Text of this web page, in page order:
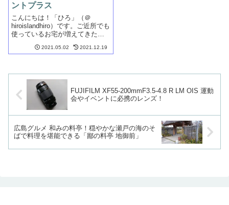
ントプラス
こんにちは！「ひろ」（＠
hiroislandhiro）です。ご近所でも
使っているお宅が増えてきた高
宅玄関のアプローチや庭に敷い
ってみても全くきれいになりま
2021.05.02 2021.12.19
FUJIFILM XF55-200mmF3.5-4.8 R LM OIS 運動
会やイベントに必携のレンズ！
広島グルメ 和みの料亭！穏やかな瀬戸の海のそ
ばで料理を堪能できる「鄙の料亭 地御前」